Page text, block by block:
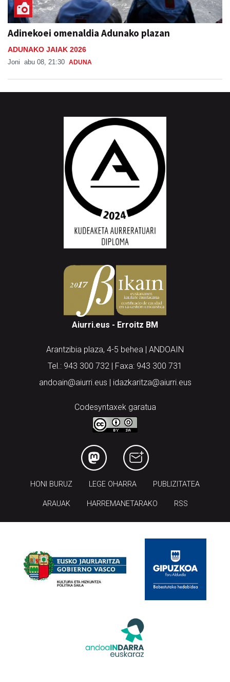
Adinekoei omenaldia Adunako plazan
ADUNAKO JAIAK 2026
Joni abu 08, 21:30 ADUNA
Aiurri.eus - Erroitz BM
Arantzibia plaza, 4-5 behea | ANDOAIN
Tel.: 943 300 732 | Faxa: 943 300 731
andoain@aiurri.eus | idazkaritza@aiurri.eus
Codesyntaxek garatua
HONI BURUZ LEGE OHARRA PUBLIZITATEA
ARAUAK HARREMANETARAKO RSS